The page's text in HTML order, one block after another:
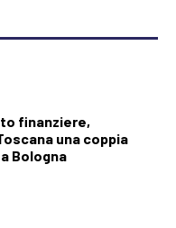
finanziere,
una coppia
Bologna